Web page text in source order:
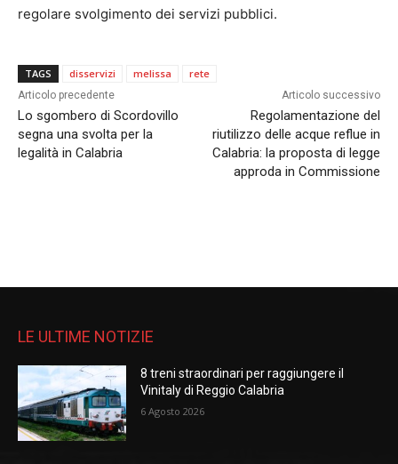
regolare svolgimento dei servizi pubblici.
TAGS disservizi melissa rete
Articolo precedente
Lo sgombero di Scordovillo
segna una svolta per la
legalità in Calabria
Articolo successivo
Regolamentazione del
riutilizzo delle acque reflue in
Calabria: la proposta di legge
approda in Commissione
LE ULTIME NOTIZIE
8 treni straordinari per raggiungere il
Vinitaly di Reggio Calabria
6 Agosto 2026